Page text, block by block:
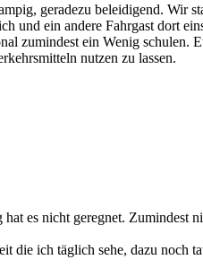
geradezu beleidigend. Wir
und ein andere Fahrgast dort
zumindest ein Wenig
nutzen zu lassen.
hat es nicht geregnet.
die ich täglich sehe, dazu noch